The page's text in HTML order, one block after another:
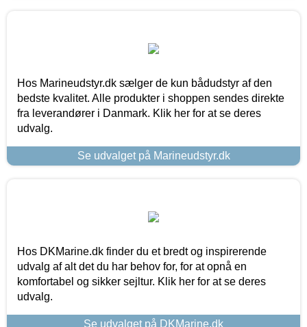
Hos Marineudstyr.dk sælger de kun bådudstyr af den
bedste kvalitet. Alle produkter i shoppen sendes direkte
fra leverandører i Danmark. Klik her for at se deres
udvalg.
Se udvalget på Marineudstyr.dk
Hos DKMarine.dk finder du et bredt og inspirerende
udvalg af alt det du har behov for, for at opnå en
komfortabel og sikker sejltur. Klik her for at se deres
udvalg.
Se udvalget på DKMarine.dk